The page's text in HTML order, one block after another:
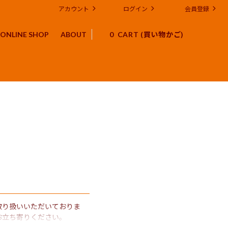
会員登録
ログイン
アカウント
0
ONLINE SHOP ABOUT
扱いいただいておりま
ち寄りください。